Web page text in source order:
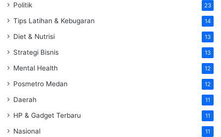
Politik 23
Tips Latihan & Kebugaran 14
Diet & Nutrisi 13
Strategi Bisnis 13
Mental Health 12
Posmetro Medan 12
Daerah 11
HP & Gadget Terbaru 11
Nasional 11